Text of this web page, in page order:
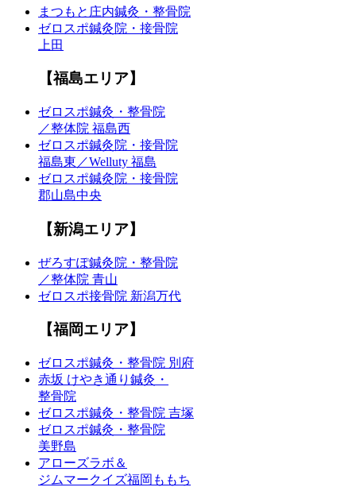
まつもと庄内鍼灸・整骨院
ゼロスポ鍼灸院・接骨院
上田
【福島エリア】
ゼロスポ鍼灸・整骨院
／整体院 福島西
ゼロスポ鍼灸院・接骨院
福島東／Welluty 福島
ゼロスポ鍼灸院・接骨院
郡山島中央
【新潟エリア】
ぜろすぽ鍼灸院・整骨院
／整体院 青山
ゼロスポ接骨院 新潟万代
【福岡エリア】
ゼロスポ鍼灸・整骨院 別府
赤坂 けやき通り鍼灸・
整骨院
ゼロスポ鍼灸・整骨院 吉塚
ゼロスポ鍼灸・整骨院
美野島
アローズラボ＆
ジムマークイズ福岡ももち